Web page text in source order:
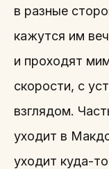
в разные
кажутся им
и проходят
скорости, с
взглядом.
уходит в
уходит куда-